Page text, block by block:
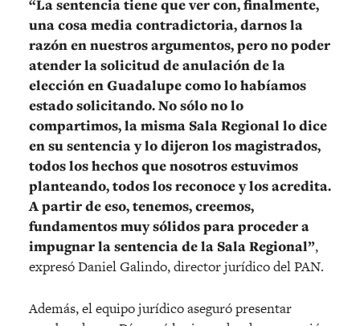
“La sentencia tiene que ver con, finalmente,
una cosa media contradictoria, darnos la
razón en nuestros argumentos, pero no poder
atender la solicitud de anulación de la
elección en Guadalupe como lo habíamos
estado solicitando. No sólo no lo
compartimos, la misma Sala Regional lo dice
en su sentencia y lo dijeron los magistrados,
todos los hechos que nosotros estuvimos
planteando, todos los reconoce y los acredita.
A partir de eso, tenemos, creemos,
fundamentos muy sólidos para proceder a
impugnar la sentencia de la Sala Regional”,
expresó Daniel Galindo, director jurídico del PAN.
Además, el equipo jurídico aseguró presentar